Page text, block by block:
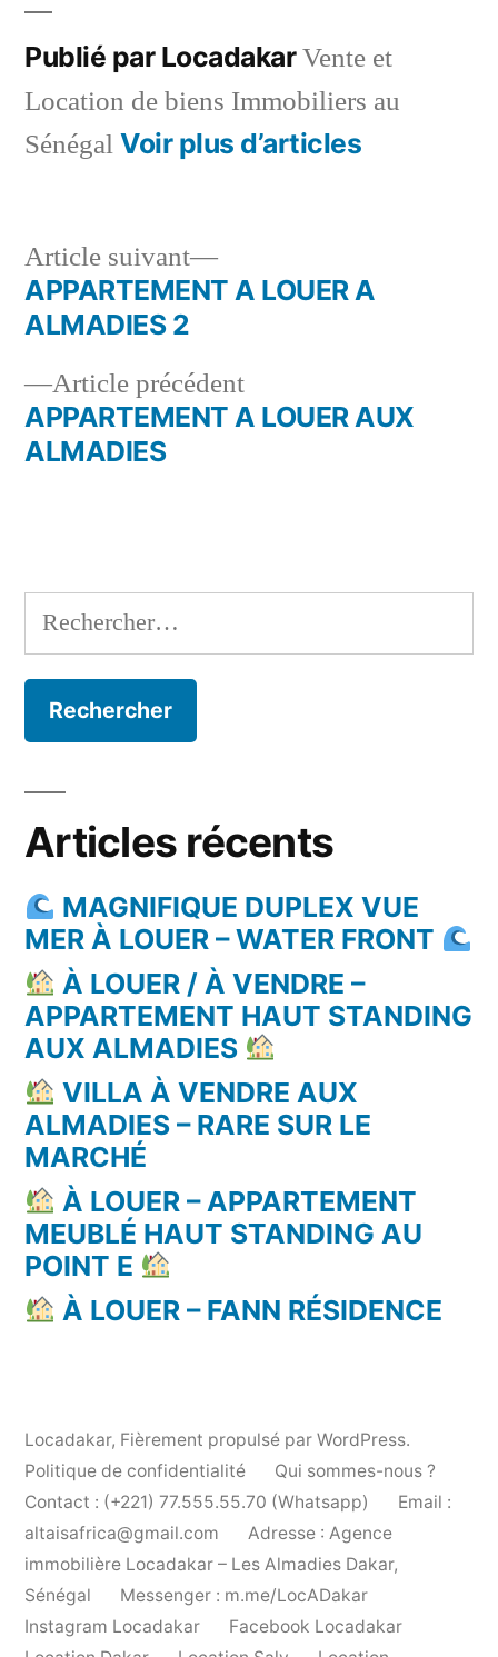
Publié par LocadakarVente et
Location de biens Immobiliers au
Sénégal Voir plus d’articles
Navigation
l’article
Article précédentArticle
précédent :
APPARTEMENT A LOUER AUX
ALMADIES
Article suivant
Article
suivant :
APPARTEMENT A LOUER A
ALMADIES 2
Rechercher :
Articles récents
MAGNIFIQUE DUPLEX VUE
MER À LOUER – WATER FRONT
À LOUER / À VENDRE –
APPARTEMENT HAUT STANDING
AUX ALMADIES
VILLA À VENDRE AUX
ALMADIES – RARE SUR LE
MARCHÉ
À LOUER – APPARTEMENT
MEUBLÉ HAUT STANDING AU
POINT E
À LOUER – FANN RÉSIDENCE
Locadakar, Fièrement propulsé par WordPress.
Politique de confidentialité
Qui sommes-nous ?
Contact : (+221) 77.555.55.70 (Whatsapp)
Email :
altaisafrica@gmail.com
Adresse : Agence
immobilière Locadakar – Les Almadies Dakar,
Sénégal
Messenger : m.me/LocADakar
Instagram Locadakar
Facebook Locadakar